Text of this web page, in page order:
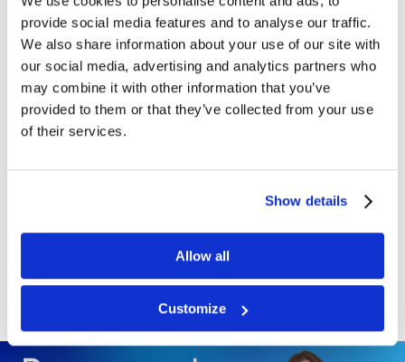
provide social media features and to analyse our traffic.
We also share information about your use of our site with
our social media, advertising and analytics partners who
may combine it with other information that you’ve
provided to them or that they’ve collected from your use
of their services.
Show details
Allow all
Customize
Email
Aparatura / procedura
przetwarzanie danych osobowych.